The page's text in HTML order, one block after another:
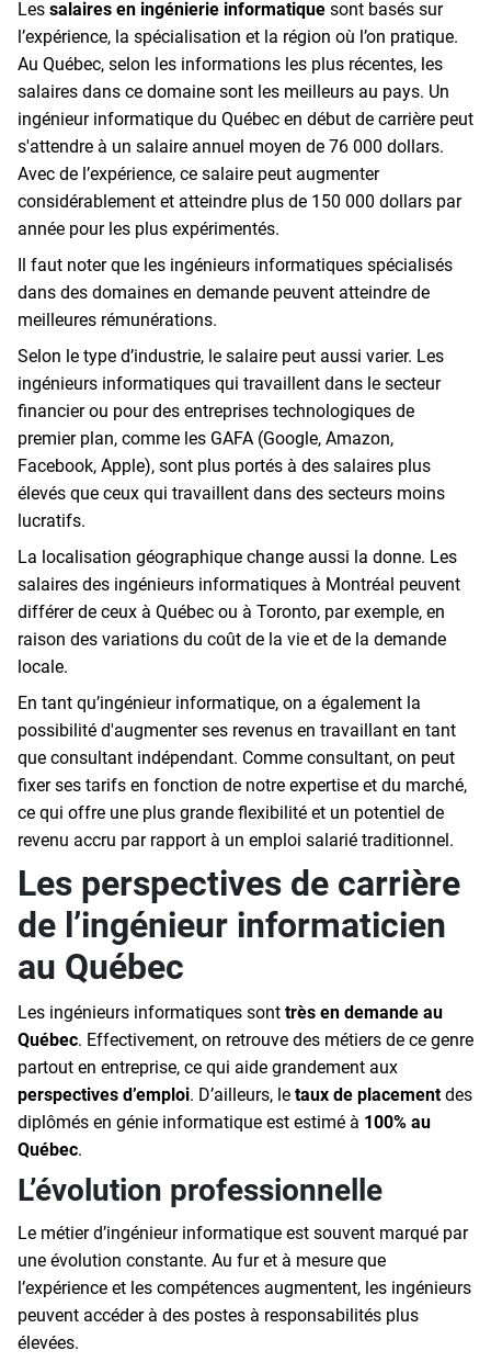
Les salaires en ingénierie informatique sont basés sur
l’expérience, la spécialisation et la région où l’on pratique.
Au Québec, selon les informations les plus récentes, les
salaires dans ce domaine sont les meilleurs au pays. Un
ingénieur informatique du Québec en début de carrière peut
s'attendre à un salaire annuel moyen de 76 000 dollars.
Avec de l’expérience, ce salaire peut augmenter
considérablement et atteindre plus de 150 000 dollars par
année pour les plus expérimentés.
Il faut noter que les ingénieurs informatiques spécialisés
dans des domaines en demande peuvent atteindre de
meilleures rémunérations.
Selon le type d’industrie, le salaire peut aussi varier. Les
ingénieurs informatiques qui travaillent dans le secteur
financier ou pour des entreprises technologiques de
premier plan, comme les GAFA (Google, Amazon,
Facebook, Apple), sont plus portés à des salaires plus
élevés que ceux qui travaillent dans des secteurs moins
lucratifs.
La localisation géographique change aussi la donne. Les
salaires des ingénieurs informatiques à Montréal peuvent
différer de ceux à Québec ou à Toronto, par exemple, en
raison des variations du coût de la vie et de la demande
locale.
En tant qu’ingénieur informatique, on a également la
possibilité d'augmenter ses revenus en travaillant en tant
que consultant indépendant. Comme consultant, on peut
fixer ses tarifs en fonction de notre expertise et du marché,
ce qui offre une plus grande flexibilité et un potentiel de
revenu accru par rapport à un emploi salarié traditionnel.
Les perspectives de carrière
de l’ingénieur informaticien
au Québec
Les ingénieurs informatiques sont très en demande au
Québec. Effectivement, on retrouve des métiers de ce genre
partout en entreprise, ce qui aide grandement aux
perspectives d’emploi. D’ailleurs, le taux de placementdes
diplômés en génie informatique est estimé à 100% au
Québec.
L’évolution professionnelle
Le métier d’ingénieur informatique est souvent marqué par
une évolution constante. Au fur et à mesure que
l’expérience et les compétences augmentent, les ingénieurs
peuvent accéder à des postes à responsabilités plus
élevées.